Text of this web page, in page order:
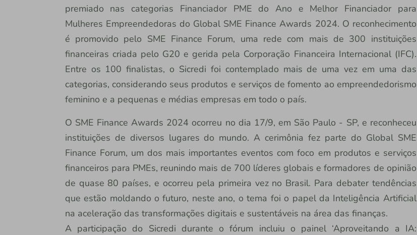
premiado nas categorias Financiador PME do Ano e Melhor Financiador para
Mulheres Empreendedoras do Global SME Finance Awards 2024. O reconhecimento
é promovido pelo SME Finance Forum, uma rede com mais de 300 instituições
financeiras criada pelo G20 e gerida pela Corporação Financeira Internacional (IFC).
Entre os 100 finalistas, o Sicredi foi contemplado mais de uma vez em uma das
categorias, considerando seus produtos e serviços de fomento ao empreendedorismo
feminino e a pequenas e médias empresas em todo o país.
O SME Finance Awards 2024 ocorreu no dia 17/9, em São Paulo - SP, e reconheceu
instituições de diversos lugares do mundo. A cerimônia fez parte do Global SME
Finance Forum, um dos mais importantes eventos com foco em produtos e serviços
financeiros para PMEs, reunindo mais de 700 líderes globais e formadores de opinião
de quase 80 países, e ocorreu pela primeira vez no Brasil. Para debater tendências
que estão moldando o futuro, neste ano, o tema foi o papel da Inteligência Artificial
na aceleração das transformações digitais e sustentáveis na área das finanças.
A participação do Sicredi durante o fórum incluiu o painel ‘Aproveitando a IA: